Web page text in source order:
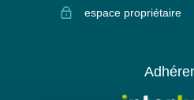
espace propriétaire